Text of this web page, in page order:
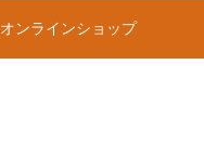
オンラインショップ